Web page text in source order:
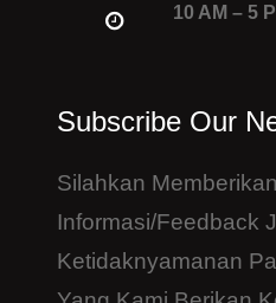
10 AM – 5
Subscribe Our
Silahkan Memberikan
Informasi/feedback
Ketidaknyamanan